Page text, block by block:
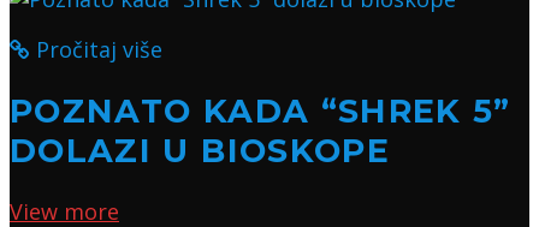
Pročitaj više
POZNATO KADA “SHREK 5”
DOLAZI U BIOSKOPE
View more